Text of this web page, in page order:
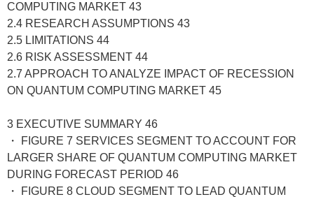
COMPUTING MARKET 43
2.4 RESEARCH ASSUMPTIONS 43
2.5 LIMITATIONS 44
2.6 RISK ASSESSMENT 44
2.7 APPROACH TO ANALYZE IMPACT OF RECESSION
ON QUANTUM COMPUTING MARKET 45
3 EXECUTIVE SUMMARY 46
・ FIGURE 7 SERVICES SEGMENT TO ACCOUNT FOR
LARGER SHARE OF QUANTUM COMPUTING MARKET
DURING FORECAST PERIOD 46
・ FIGURE 8 CLOUD SEGMENT TO LEAD QUANTUM